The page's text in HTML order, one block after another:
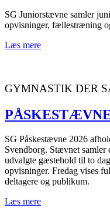
SG Juniorstævne samler
opvisninger, fællestræning
Læs mere
GYMNASTIK DER
SG Påskestævne 2026
Svendborg. Stævnet samler
udvalgte gæstehold til to
opvisninger. Fredag vises
deltagere og publikum.
Læs mere